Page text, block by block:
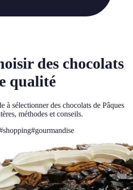
des chocolats
qualité
à sélectionner des chocolats de Pâques
méthodes et conseils.
shopping#gourmandise